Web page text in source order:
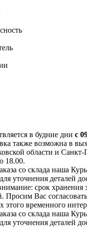
в будние дни с
также возможна в
области и Санкт-
18.00.
со склада наша
уточнения деталей
срок хранения
Просим Вас
этого временного
со склада наша
уточнения деталей